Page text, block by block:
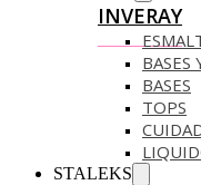
INVERAY
BASES
BASES
TOPS
STALEKS